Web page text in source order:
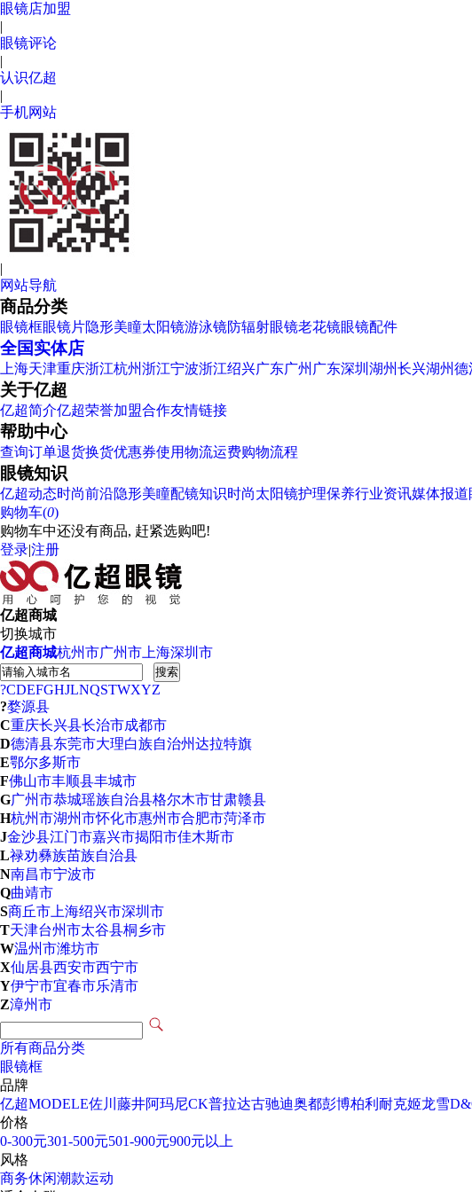
眼镜店加盟
|
眼镜评论
|
认识亿超
|
手机网站
|
网站导航
商品分类
眼镜框眼镜片隐形美瞳太阳镜游泳镜防辐射眼镜老花镜眼镜配件
全国实体店
上海天津重庆浙江杭州浙江宁波浙江绍兴广东广州 广东深圳 湖州长兴湖州德
关于亿超
亿超简介亿超荣誉加盟合作友情链接
帮助中心
查询订单退货换货优惠券使用物流运费购物流程
眼镜知识
亿超动态时尚前沿隐形美瞳配镜知识时尚太阳镜护理保养行业资讯媒体报道
购物车(0)
购物车中还没有商品, 赶紧选购吧!
登录|注册
亿超商城
切换城市
亿超商城杭州市广州市 上海深圳市
搜索
?CDEFGHJLNQSTWXYZ
?婺源县
C重庆长兴县长治市成都市
D德清县东莞市大理白族自治州达拉特旗
E鄂尔多斯市
F佛山市丰顺县丰城市
G广州市恭城瑶族自治县格尔木市甘肃赣县
H杭州市湖州市怀化市惠州市合肥市菏泽市
J金沙县江门市嘉兴市揭阳市佳木斯市
L禄劝彝族苗族自治县
N南昌市宁波市
Q曲靖市
S商丘市 上海绍兴市深圳市
T天津台州市太谷县桐乡市
W温州市潍坊市
X仙居县西安市西宁市
Y伊宁市宜春市乐清市
Z漳州市
所有商品分类
眼镜框
品牌
亿超MODELE佐川藤井阿玛尼CK普拉达古驰迪奥都彭博柏利 耐克姬龙雪
价格
0-300元301-500元501-900元900元以上
风格
商务休闲潮款运动